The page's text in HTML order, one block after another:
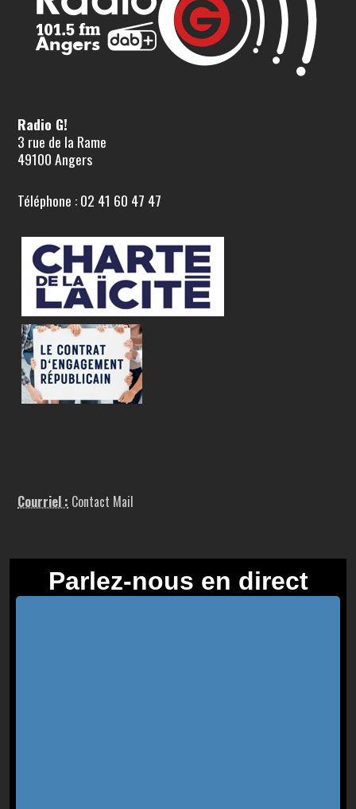
Radio G!
3 rue de la Rame
49100 Angers
Téléphone : 02 41 60 47 47
Courriel : Contact Mail